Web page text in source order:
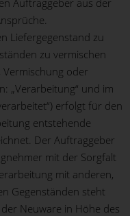
Auftraggeber aus der
Liefergegenstand zu
zu vermischen
oder
„Verarbeitung“ und im
erfolgt für den
entstehende
Der Auftraggeber
mit der Sorgfalt
mit anderen,
Gegenständen steht
Neuware in Höhe des